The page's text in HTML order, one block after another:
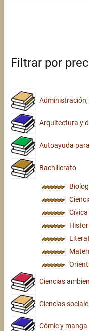
Filtrar por
Arquitectura y
Autoayuda
Bachillerato
Ciencias
Ciencias
Cómic y manga